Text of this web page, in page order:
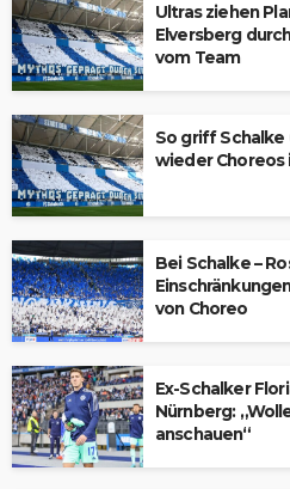
Ultras ziehen
Elversberg
vom Team
So griff Schalke
wieder Choreos
Bei Schalke –
von Choreo
Ex-Schalker
Nürnberg:
anschauen“